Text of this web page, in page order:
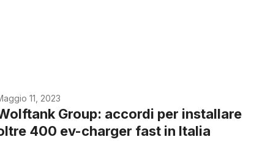
11, 2023
Group: accordi per installare
400 ev-charger fast in Italia